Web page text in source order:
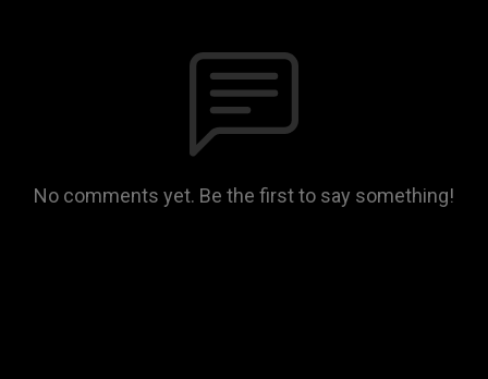
No comments yet. Be the first to say something!